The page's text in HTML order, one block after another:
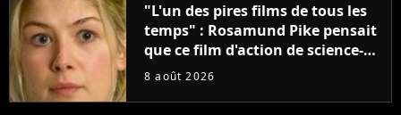
"L'un des pires films de tous les
temps" : Rosamund Pike pensait
que ce film d'action de science-
fiction avec Dwayne Johnson
8 août 2026